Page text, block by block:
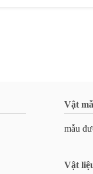
Vật
mẫu
Vật